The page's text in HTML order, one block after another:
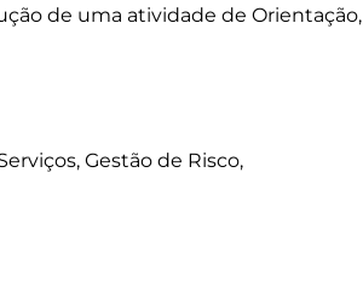
de uma atividade de Orientação,
Gestão de Risco,